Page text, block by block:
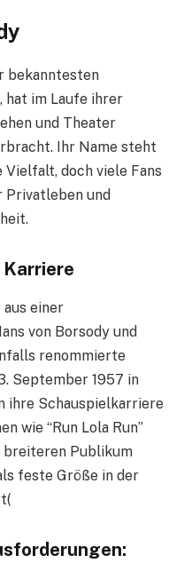
bekanntesten
hat im Laufe ihrer
und Theater
Ihr Name steht
doch viele Fans
Privatleben und
Karriere
aus einer
von Borsody und
renommierte
September 1957 in
ihre Schauspielkarriere
wie “Run Lola Run”
breiteren Publikum
feste Größe in der
(